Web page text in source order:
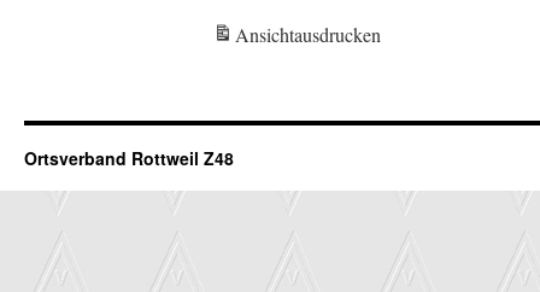
Ansichtausdrucken
Ortsverband Rottweil Z48